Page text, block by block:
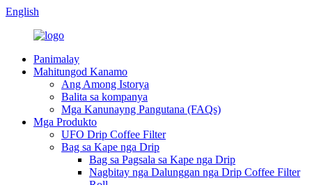
English
Panimalay
Mahitungod Kanamo
Ang Among Istorya
Balita sa kompanya
Mga Kanunayng Pangutana (FAQs)
Mga Produkto
UFO Drip Coffee Filter
Bag sa Kape nga Drip
Bag sa Pagsala sa Kape nga Drip
Nagbitay nga Dalunggan nga Drip Coffee Filter